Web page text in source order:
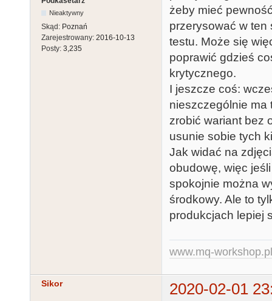
Nieaktywny
Skąd: Poznań
Zarejestrowany: 2016-10-13
Posty: 3,235
żeby mieć
przerysować w ten
testu. Może się
poprawić gdzieś
krytycznego.
I jeszcze coś:
nieszczególnie ma
zrobić wariant bez
usunie sobie tych
Jak widać na
obudowę, więc
spokojnie można
środkowy. Ale to
produkcjach lepiej
www.mq-workshop.pl
Sikor 2020-02-01